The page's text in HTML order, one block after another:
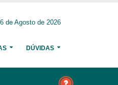
de Agosto de 2026
DÚVIDAS